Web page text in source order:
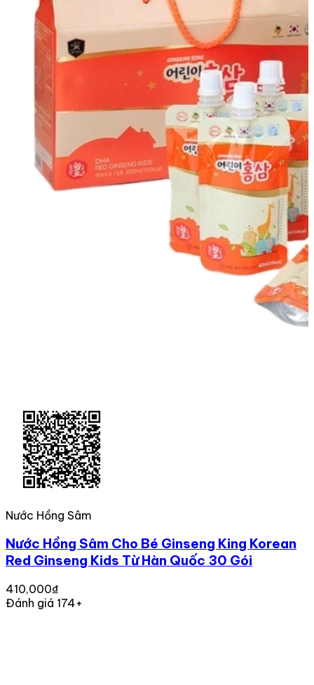
Nước Hồng Sâm
Nước Hồng Sâm Cho Bé Ginseng King Korean
Red Ginseng Kids Từ Hàn Quốc 30 Gói
410,000₫
Đánh giá 174+